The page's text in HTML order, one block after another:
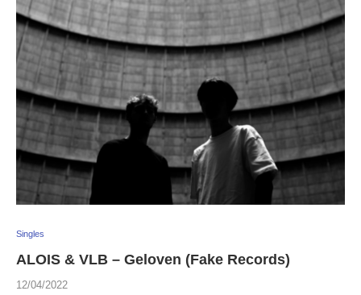
Singles
ALOIS & VLB – Geloven (Fake Records)
12/04/2022